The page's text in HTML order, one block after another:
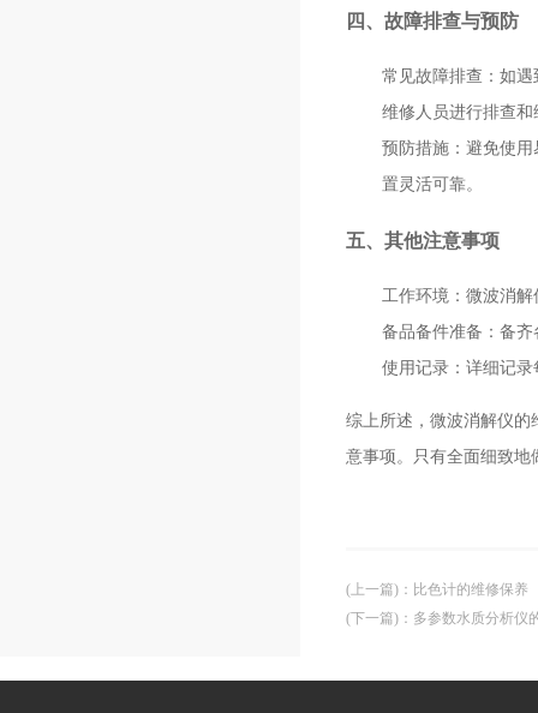
四、故障排查与预防
常见故障排查 ：如
维修人员进行排查和
预防措施 ：避免使
置灵活可靠。
五、其他注意事项
工作环境 ：微波消
备品备件准备 ：备
使用记录 ：详细记
综上所述，微波消解仪的
意事项。只有全面细致地
(上一篇) ： 比色计的维修保养
(下一篇) ： 多参数水质分析仪